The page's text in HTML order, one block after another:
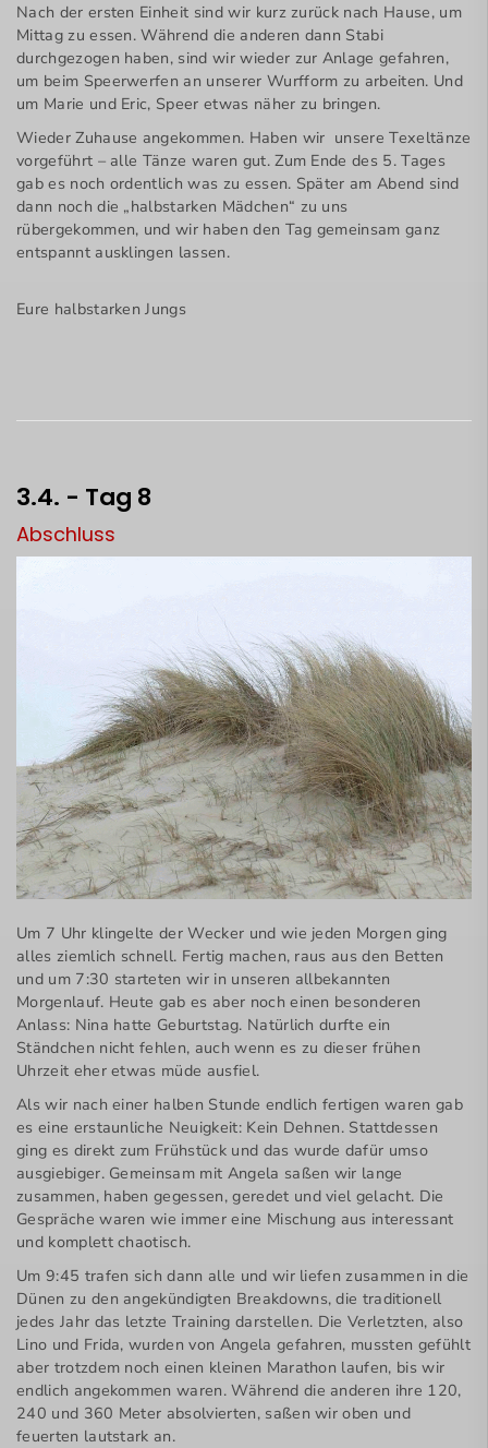
Nach der ersten Einheit sind wir kurz zurück nach Hause, um
Mittag zu essen. Während die anderen dann Stabi
durchgezogen haben, sind wir wieder zur Anlage gefahren,
um beim Speerwerfen an unserer Wurfform zu arbeiten. Und
um Marie und Eric, Speer etwas näher zu bringen.
Wieder Zuhause angekommen. Haben wir unsere Texeltänze
vorgeführt – alle Tänze waren gut. Zum Ende des 5. Tages
gab es noch ordentlich was zu essen. Später am Abend sind
dann noch die „halbstarken Mädchen“ zu uns
rübergekommen, und wir haben den Tag gemeinsam ganz
entspannt ausklingen lassen.
Eure halbstarken Jungs
3.4. - Tag 8
Abschluss
Um 7 Uhr klingelte der Wecker und wie jeden Morgen ging
alles ziemlich schnell. Fertig machen, raus aus den Betten
und um 7:30 starteten wir in unseren allbekannten
Morgenlauf. Heute gab es aber noch einen besonderen
Anlass: Nina hatte Geburtstag. Natürlich durfte ein
Ständchen nicht fehlen, auch wenn es zu dieser frühen
Uhrzeit eher etwas müde ausfiel.
Als wir nach einer halben Stunde endlich fertigen waren gab
es eine erstaunliche Neuigkeit: Kein Dehnen. Stattdessen
ging es direkt zum Frühstück und das wurde dafür umso
ausgiebiger. Gemeinsam mit Angela saßen wir lange
zusammen, haben gegessen, geredet und viel gelacht. Die
Gespräche waren wie immer eine Mischung aus interessant
und komplett chaotisch.
Um 9:45 trafen sich dann alle und wir liefen zusammen in die
Dünen zu den angekündigten Breakdowns, die traditionell
jedes Jahr das letzte Training darstellen. Die Verletzten, also
Lino und Frida, wurden von Angela gefahren, mussten gefühlt
aber trotzdem noch einen kleinen Marathon laufen, bis wir
endlich angekommen waren. Während die anderen ihre 120,
240 und 360 Meter absolvierten, saßen wir oben und
feuerten lautstark an.